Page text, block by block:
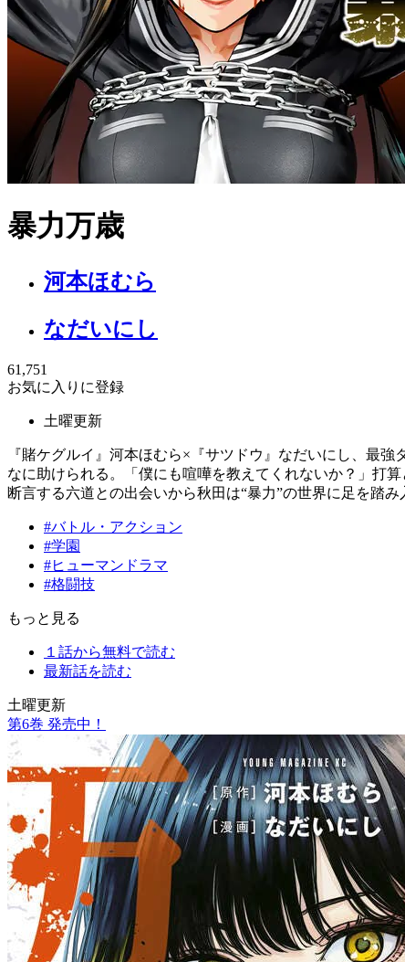
暴力万歳
河本ほむら
なだいにし
61,751
お気に入りに登録
土曜更新
『賭ケグルイ』河本ほむら×『サツドウ』なだいにし、最
なに助けられる。「僕にも喧嘩を教えてくれないか？」打
断言する六道との出会いから秋田は“暴力”の世界に足を踏み
#バトル・アクション
#学園
#ヒューマンドラマ
#格闘技
もっと見る
１話から無料で読む
最新話を読む
土曜更新
第6巻 発売中！